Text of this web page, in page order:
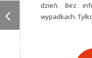
dzień. Bez
wypadkach.